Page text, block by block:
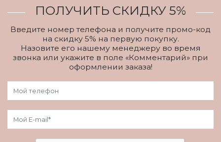
ПОЛУЧИТЬ СКИДКУ 5%
Введите номер телефона и получите промо-код
на скидку 5% на первую покупку.
Назовите его нашему менеджеру во время
звонка или укажите в поле «Комментарий» при
оформлении заказа!